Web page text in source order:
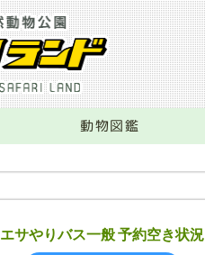
動物図鑑
エサやりバス一般 予約空き状況